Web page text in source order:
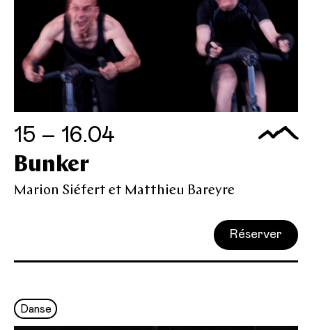
15 – 16.04
Bunker
Marion Siéfert et Matthieu Bareyre
Réserver
Danse